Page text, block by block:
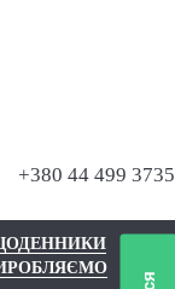
+380 44 499 3735